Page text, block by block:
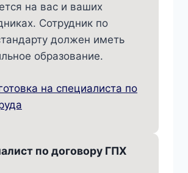
на вас и ваших
Сотрудник по
должен иметь
образование.
на специалиста по
по договору ГПХ